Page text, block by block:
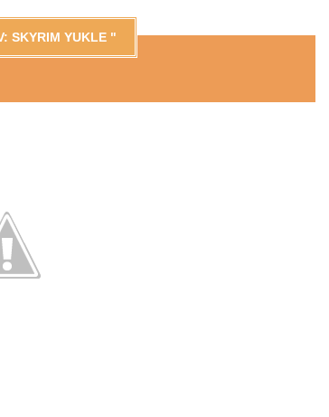
SKYRIM YUKLE "